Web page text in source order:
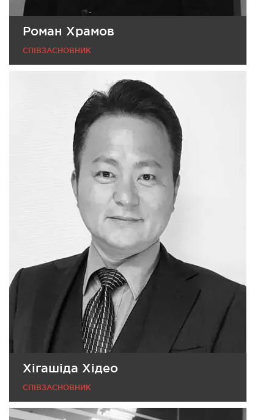
Роман Храмов
СПІВЗАСНОВНИК
Хігашіда Хідео
СПІВЗАСНОВНИК